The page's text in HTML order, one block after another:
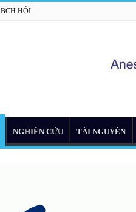
BCH HỘI
NGHIÊN CỨU TÀI NGUYÊN